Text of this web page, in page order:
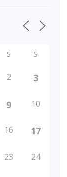
S S
2 3
9 10
16 17
23 24